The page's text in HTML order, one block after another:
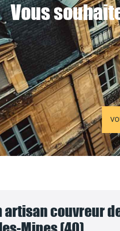
Vous
artisan couvreur